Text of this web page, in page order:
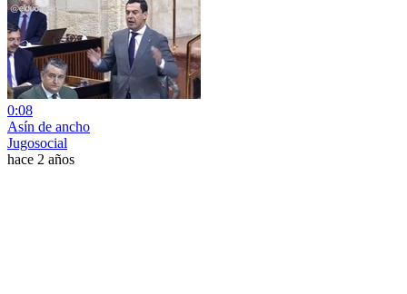
0:08
Asín de ancho
Jugosocial
hace 2 años